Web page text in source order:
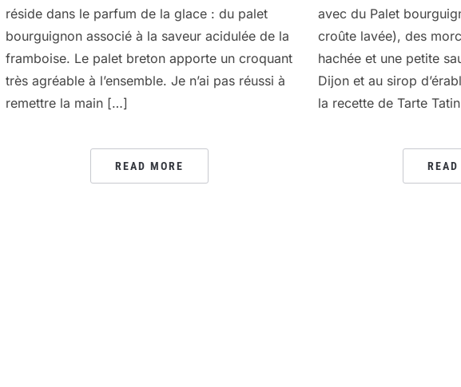
réside dans le parfum de la glace : du palet
bourguignon associé à la saveur acidulée de la
framboise. Le palet breton apporte un croquant
très agréable à l’ensemble. Je n’ai pas réussi à
remettre la main […]
READ MORE
avec du Palet
croûte lavée), des
hachée et une petite
Dijon et au sirop
la recette de Tarte
READ